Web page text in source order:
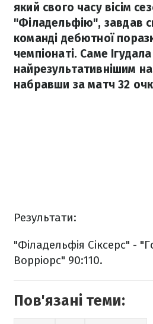
який свого часу вісім
"Філадельфію", завдав
команді дебютної
чемпіонаті. Саме
найрезультативнішим на
набравши за матч 32
Результати:
"Філадельфія Сіксерс" -
Ворріорс" 90:110.
Пов'язані теми: